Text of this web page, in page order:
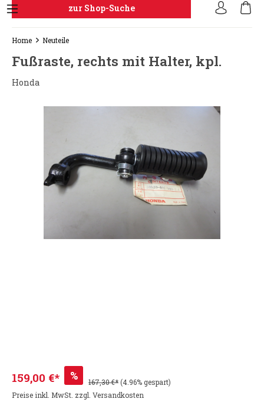
zur Shop-Suche
Home Neuteile
Fußraste, rechts mit Halter, kpl.
Honda
159,00 €* % 167,30 €*(4.96% gespart)
Preise inkl. MwSt. zzgl. Versandkosten